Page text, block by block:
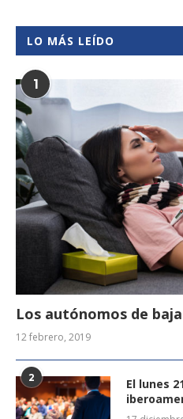
LO MÁS LEÍDO
1
Los autónomos de
12 febrero, 2019
2
El lunes